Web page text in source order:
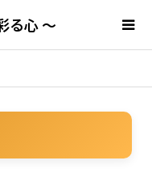
る心 ～